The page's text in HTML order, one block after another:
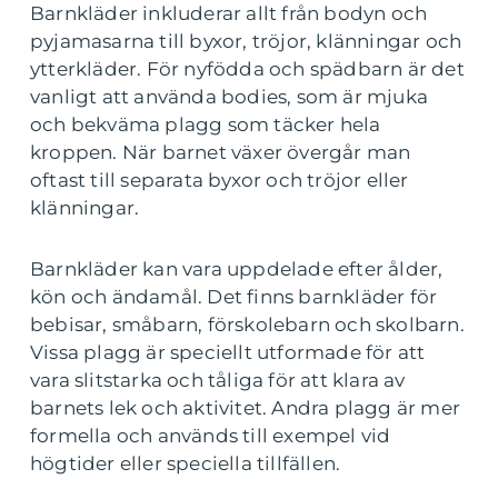
Barnkläder inkluderar allt från bodyn och
pyjamasarna till byxor, tröjor, klänningar och
ytterkläder. För nyfödda och spädbarn är det
vanligt att använda bodies, som är mjuka
och bekväma plagg som täcker hela
kroppen. När barnet växer övergår man
oftast till separata byxor och tröjor eller
klänningar.
Barnkläder kan vara uppdelade efter ålder,
kön och ändamål. Det finns barnkläder för
bebisar, småbarn, förskolebarn och skolbarn.
Vissa plagg är speciellt utformade för att
vara slitstarka och tåliga för att klara av
barnets lek och aktivitet. Andra plagg är mer
formella och används till exempel vid
högtider eller speciella tillfällen.